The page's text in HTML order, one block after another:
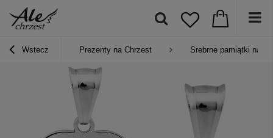
Wstecz Prezenty na Chrzest Srebrne pamiątki na